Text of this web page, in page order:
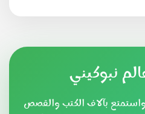
نبوكيني
بآلاف الكتب والقصص